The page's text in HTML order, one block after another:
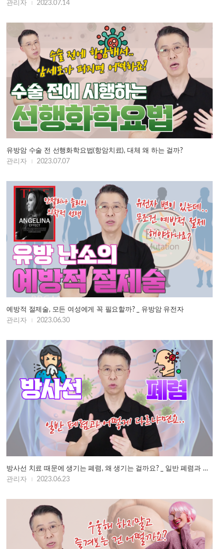
관리자
2023.07.14
유방암 수술 전 선행화학요법(항암치료), 대체 왜 하는 걸까?
관리자
2023.07.07
예방적 절제술, 모든 여성에게 꼭 필요할까? _ 유방암 유전자
관리자
2023.06.30
방사선 치료 때문에 생기는 폐렴, 왜 생기는 걸까요? _ 일반 폐렴과 다른 …
관리자
2023.06.23